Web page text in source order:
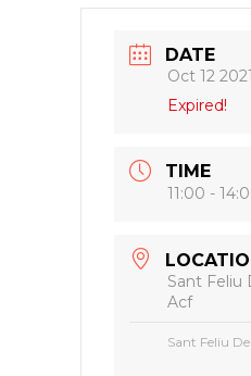
DATE
Oct 12 2021
Expired!
TIME
11:00 -
Sant Feliu
Acf
Sant Feliu